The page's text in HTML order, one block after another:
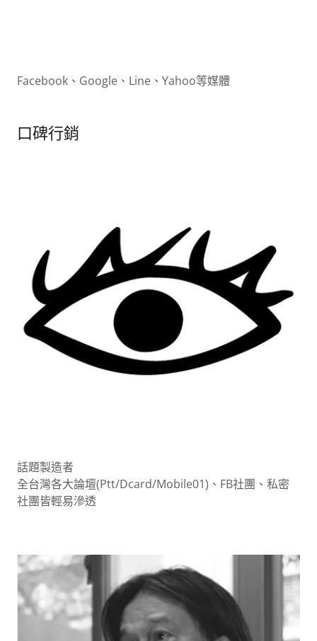
Facebook、Google、Line、Yahoo等媒體
口碑行銷
話題製造者
全台灣各大論壇(Ptt/Dcard/Mobile01)、FB社團、私密
社團皆輕易滲透